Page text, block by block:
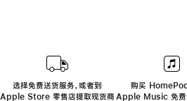
选择免费送货服务，或者到
Apple Store 零售店提取现货商
购买
Apple Music 免费